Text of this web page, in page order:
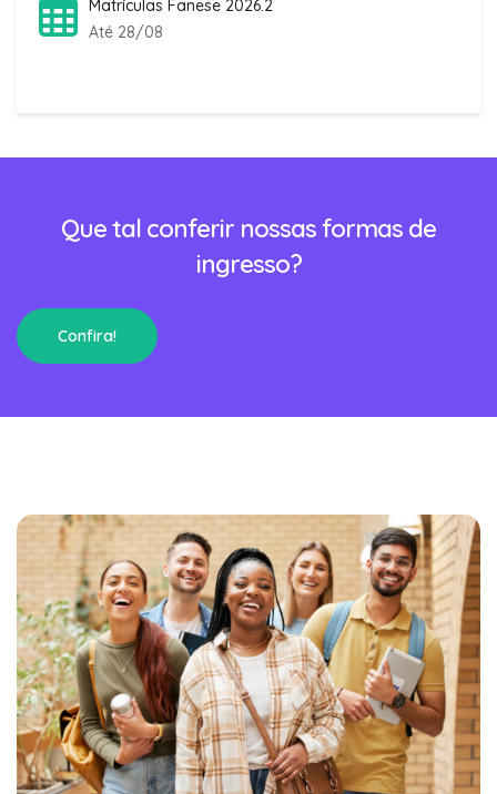
Matrículas Fanese 2026.2
Até 28/08
Que tal conferir nossas formas de
ingresso?
Confira!